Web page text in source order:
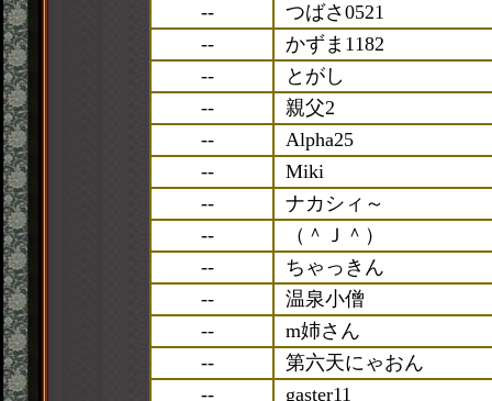
--
つばさ0521
--
かずま1182
--
とがし
--
親父2
--
Alpha25
--
Miki
--
ナカシィ～
--
（＾Ｊ＾）
--
ちゃっきん
--
温泉小僧
--
m姉さん
--
第六天にゃおん
--
gaster11